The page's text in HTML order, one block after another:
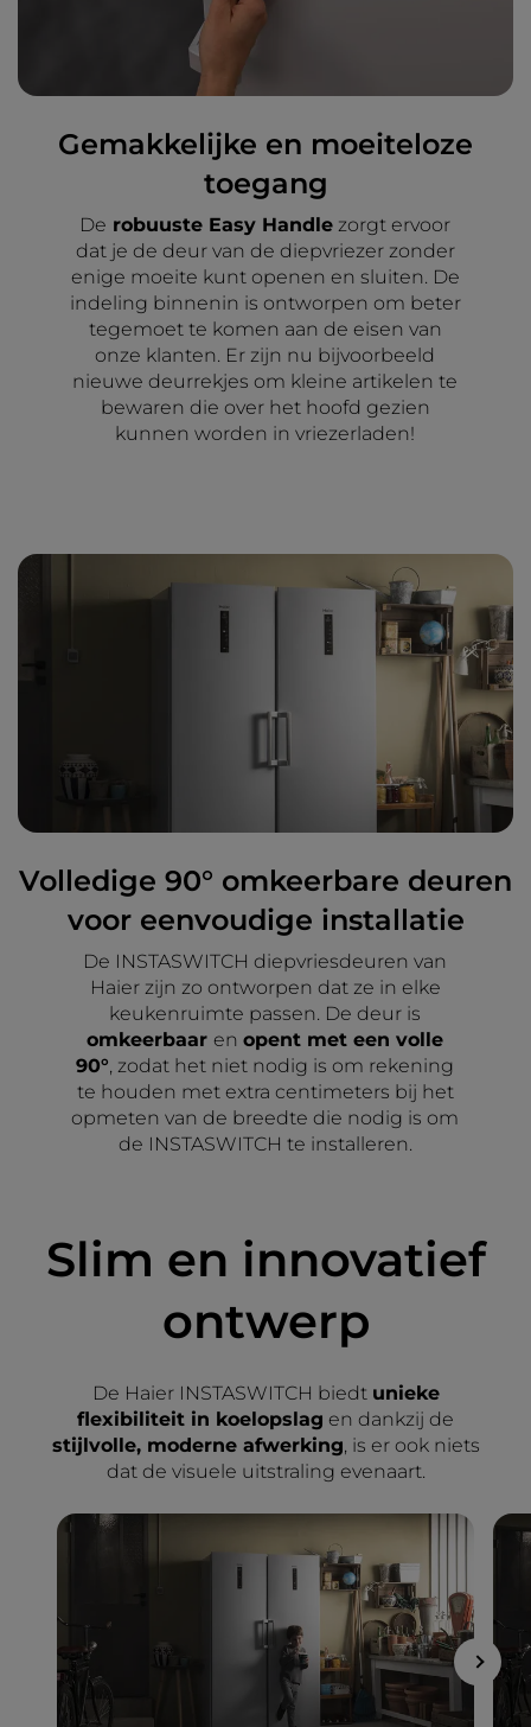
Gemakkelijke en moeiteloze
toegang
De robuuste Easy Handle zorgt ervoor
dat je de deur van de diepvriezer zonder
enige moeite kunt openen en sluiten. De
indeling binnenin is ontworpen om beter
tegemoet te komen aan de eisen van
onze klanten. Er zijn nu bijvoorbeeld
nieuwe deurrekjes om kleine artikelen te
bewaren die over het hoofd gezien
kunnen worden in vriezerladen!
Volledige 90° omkeerbare deuren
voor eenvoudige installatie
De INSTASWITCH diepvriesdeuren van
Haier zijn zo ontworpen dat ze in elke
keukenruimte passen. De deur is
omkeerbaar enopent met een volle
90° , zodat het niet nodig is om rekening
te houden met extra centimeters bij het
opmeten van de breedte die nodig is om
de INSTASWITCH te installeren.
Slim en innovatief
ontwerp
De Haier INSTASWITCH biedt unieke
flexibiliteit in koelopslag en dankzij de
stijlvolle, moderne afwerking , is er ook niets
dat de visuele uitstraling evenaart.